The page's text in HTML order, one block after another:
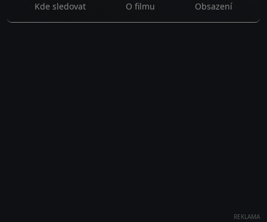
Kde sledovat O filmu Obsazení
REKLAMA